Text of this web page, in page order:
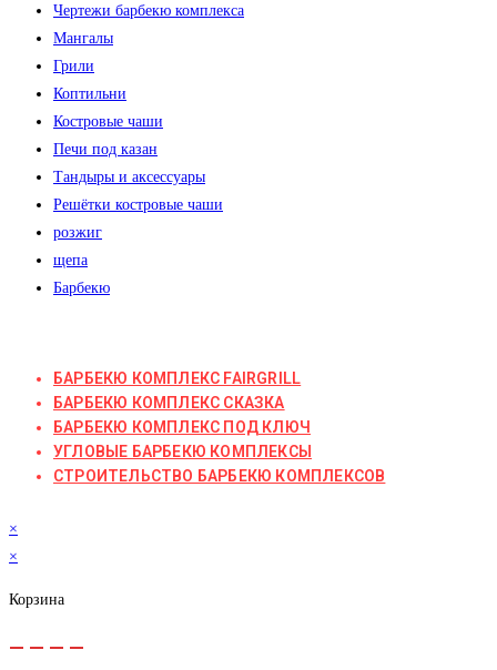
Чертежи барбекю комплекса
Мангалы
Грили
Коптильни
Костровые чаши
Печи под казан
Тандыры и аксессуары
Решётки костровые чаши
розжиг
щепа
Барбекю
БАРБЕКЮ КОМПЛЕКС FAIRGRILL
БАРБЕКЮ КОМПЛЕКС СКАЗКА
БАРБЕКЮ КОМПЛЕКС ПОД КЛЮЧ
УГЛОВЫЕ БАРБЕКЮ КОМПЛЕКСЫ
СТРОИТЕЛЬСТВО БАРБЕКЮ КОМПЛЕКСОВ
×
×
Корзина